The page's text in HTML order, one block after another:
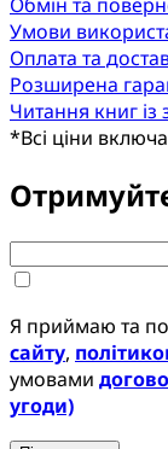
Умови
Оплата та
Розширена
Читання книг із
*Всі ціни
Я приймаю та
сайту,
умовами
угоди)